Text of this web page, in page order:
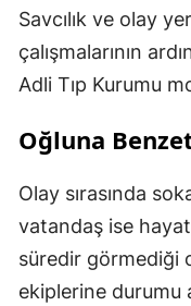
Savcılık ve olay
çalışmalarının
Adli Tıp Kurumu
Oğluna
Olay sırasında
vatandaş ise
süredir görmediği
ekiplerine durumu